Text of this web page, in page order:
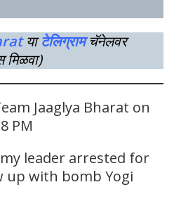
याटेलिग्राम चॅनेलवर
मिळवा)
Jaaglya Bharat on
PM
leader arrested for
with bomb Yogi